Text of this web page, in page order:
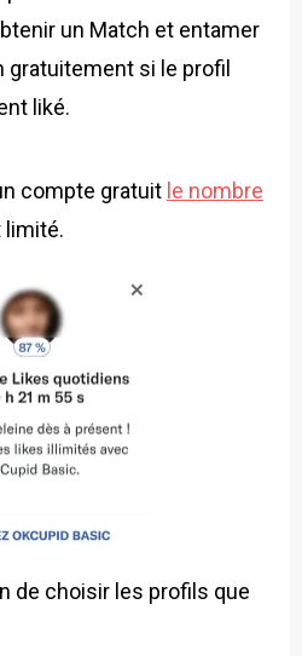
un Match et entamer
gratuitement si le profil
liké.
compte gratuit le nombre
limité.
de choisir les profils que